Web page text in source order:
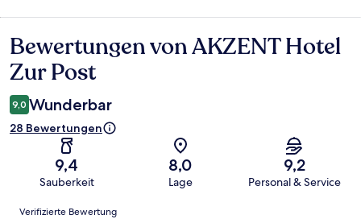
Bewertungen
Bewertungen von AKZENT Hotel
Zur Post
9,0 Wunderbar
28 Bewertungen
9,4
Sauberkeit
8,0
Lage
9,2
Personal & Service
Bewertungen
Verifizierte Bewertung